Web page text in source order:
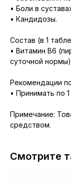
• Боли в
• Кандидозы.
Состав (в 1
• Витамин B6
суточной
Рекомендации
• Принимать по
Примечание:
средством.
Смотрите